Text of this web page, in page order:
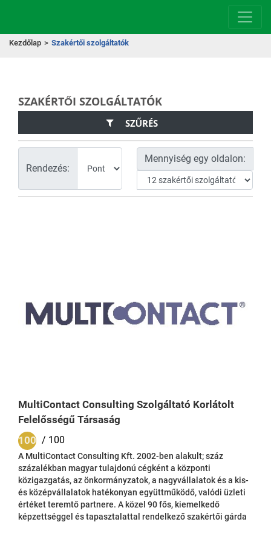
Kezdőlap > Szakértői szolgáltatók
SZAKÉRTŐI SZOLGÁLTATÓK
SZŰRÉS
Rendezés:
Mennyiség egy oldalon:
MultiContact Consulting Szolgáltató Korlátolt
Felelősségű Társaság
100 / 100
A MultiContact Consulting Kft. 2002-ben alakult; száz
százalékban magyar tulajdonú cégként a központi
közigazgatás, az önkormányzatok, a nagyvállalatok és a kis-
és középvállalatok hatékonyan együttműködő, valódi üzleti
értéket teremtő partnere. A közel 90 fős, kiemelkedő
képzettséggel és tapasztalattal rendelkező szakértői gárda